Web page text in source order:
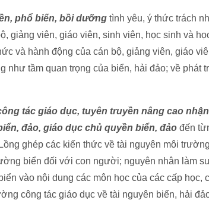
phổ biến, bồi dưỡng tình yêu, ý thức trách
giảng viên, giáo viên, sinh viên, học sinh và
và hành động của cán bộ, giảng viên, giáo
như tầm quan trọng của biển, hải đảo; về phát
tác giáo dục, tuyên truyền nâng cao
đảo, giáo dục chủ quyền biển, đảo đến
ghép các kiến thức về tài nguyên môi
biển đối với con người; nguyên nhân làm
vào nội dung các môn học của các cấp học,
công tác giáo dục về tài nguyên biển, hải